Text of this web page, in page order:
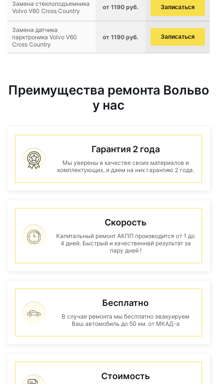
Замена стеклоподъемника
Volvo V60 Cross Country
от 1190 руб. Записаться
Замена датчика
парктроника Volvo V60
Cross Country
от 1190 руб. Записаться
Преимущества ремонта Вольво
у нас
Гарантия 2 года
Мы уверены в качестве своих материалов и
комплектующих, и даем на них гарантию 2 года.
Скорость
Капитальный ремонт АКПП производится от 1 до
4 дней. Быстрый и качественнвй результат за
пару дней !
Бесплатно
В случае ремонта мы бесплатно эвакуируем
Ваш автомобиль до 50 км. от МКАД-а
Стоимость